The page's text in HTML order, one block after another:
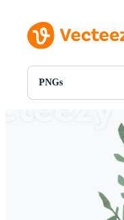
PNGs
Toutes Images
Motion graphics